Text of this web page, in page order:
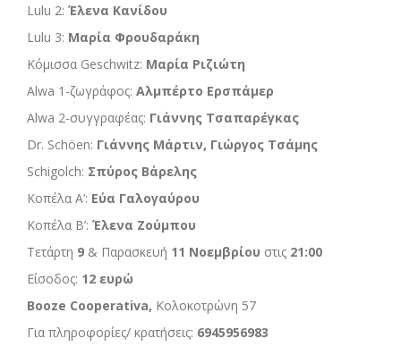
Lulu 2:Έλενα Κανίδου
Lulu 3: Μαρία Φρουδαράκη
Κόμισσα Geschwitz: Μαρία Ριζιώτη
Alwa 1-ζωγράφος:Αλμπέρτο Ερσπάμερ
Alwa 2-συγγραφέας: Γιάννης Τσαπαρέγκας
Dr. Schöen: Γιάννης Μάρτιν, Γιώργος Τσάμης
Schigolch: Σπύρος Βάρελης
Κοπέλα Α’: Εύα Γαλογαύρου
Κοπέλα Β’:Έλενα Ζούμπου
Tετάρτη 9 & Παρασκευή 11 Νοεμβρίου στις 21:00
Είσοδος: 12 ευρώ
Booze Cooperativa, Κολοκοτρώνη 57
Για πληροφορίες/ κρατήσεις: 6945956983